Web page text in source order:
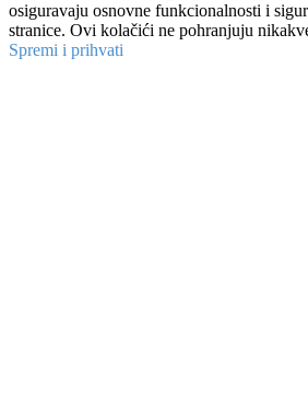
osiguravaju osnovne funkcionalnosti i
stranice. Ovi kolačići ne pohranjuju
Spremi i prihvati